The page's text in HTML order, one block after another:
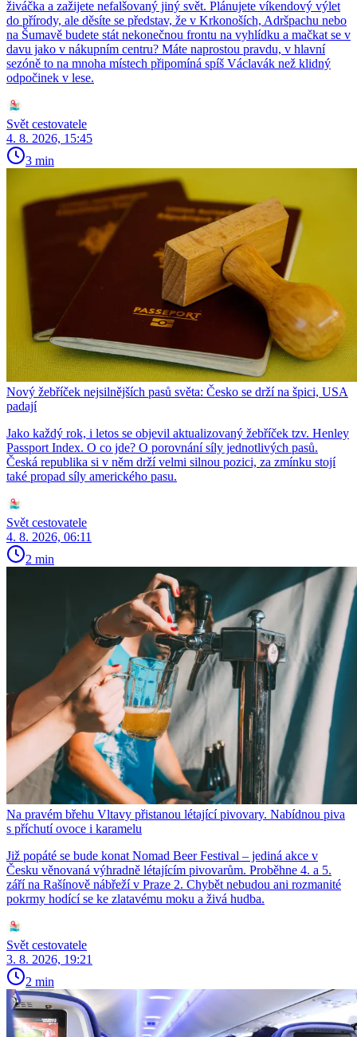
živáčka a zažijete nefalšovaný jiný svět. Plánujete víkendový výlet
do přírody, ale děsíte se představ, že v Krkonoších, Adršpachu nebo
na Šumavě budete stát nekonečnou frontu na vyhlídku a mačkat se v
davu jako v nákupním centru? Máte naprostou pravdu, v hlavní
sezóně to na mnoha místech připomíná spíš Václavák než klidný
odpočinek v lese.
Svět cestovatele
4. 8. 2026, 15:45
3 min
Nový žebříček nejsilnějších pasů světa: Česko se drží na špici, USA
padají
Jako každý rok, i letos se objevil aktualizovaný žebříček tzv. Henley
Passport Index. O co jde? O porovnání síly jednotlivých pasů.
Česká republika si v něm drží velmi silnou pozici, za zmínku stojí
také propad síly amerického pasu.
Svět cestovatele
4. 8. 2026, 06:11
2 min
Na pravém břehu Vltavy přistanou létající pivovary. Nabídnou piva
s příchutí ovoce i karamelu
Již popáté se bude konat Nomad Beer Festival – jediná akce v
Česku věnovaná výhradně létajícím pivovarům. Proběhne 4. a 5.
září na Rašínově nábřeží v Praze 2. Chybět nebudou ani rozmanité
pokrmy hodící se ke zlatavému moku a živá hudba.
Svět cestovatele
3. 8. 2026, 19:21
2 min